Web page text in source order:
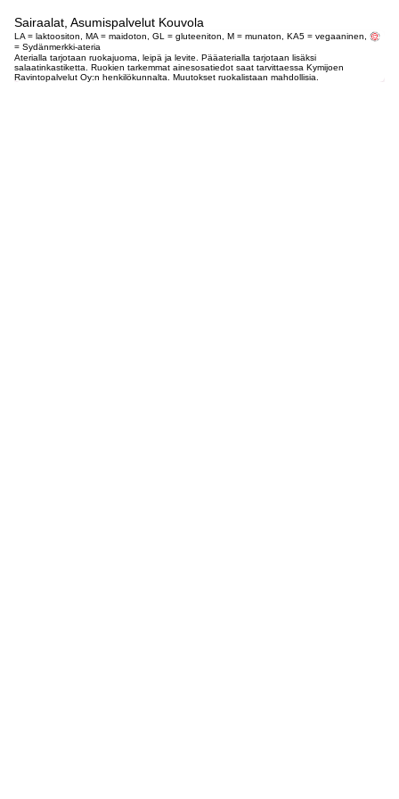
Sairaalat, Asumispalvelut Kouvola
LA = laktoositon, MA = maidoton, GL = gluteeniton, M = munaton, KA5 = vegaaninen,
= Sydänmerkki-ateria
Aterialla tarjotaan ruokajuoma, leipä ja levite. Pääaterialla tarjotaan lisäksi
salaatinkastiketta. Ruokien tarkemmat ainesosatiedot saat tarvittaessa Kymijoen
Ravintopalvelut Oy:n henkilökunnalta. Muutokset ruokalistaan mahdollisia.